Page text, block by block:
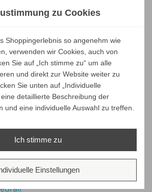
zu Cookies
Shoppingerlebnis so angenehm wie
verwenden wir Cookies, auch von
Sie auf „Ich stimme zu“ um alle
und direkt zur Website weiter zu
Sie unten auf „Individuelle
detaillierte Beschreibung der
und eine individuelle Auswahl zu treffen.
Ich stimme zu
Einstellungen